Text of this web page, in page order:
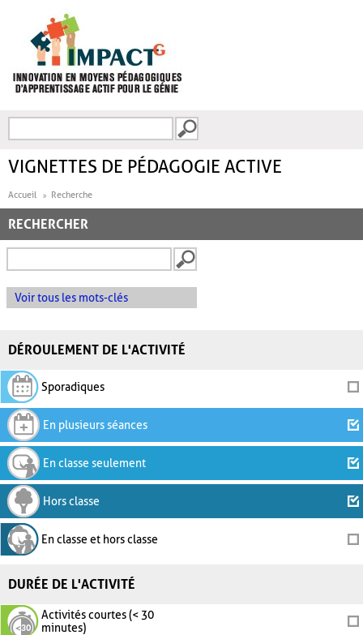
FORMULAIRE DE
VIGNETTES DE PÉDAGOGIE ACTIVE
Accueil Recherche
RECHERCHER
Voir tous les mots-clés
DÉROULEMENT DE L'ACTIVITÉ
Sporadiques
En plusieurs séances
En classe seulement
Hors classe
En classe et hors classe
DURÉE DE L'ACTIVITÉ
Activités courtes (< 30
minutes)